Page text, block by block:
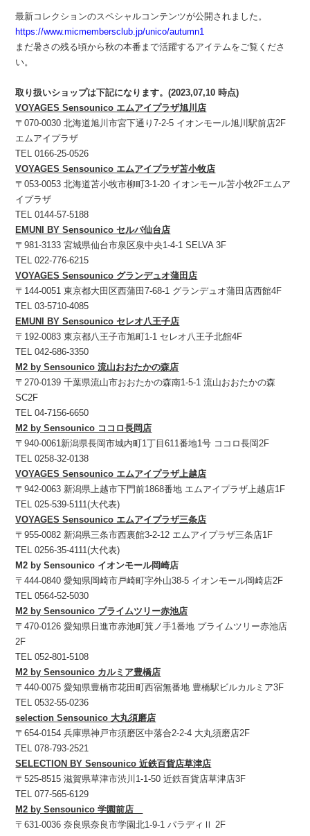
最新コレクションのスペシャルコンテンツが公開されました。
https://www.micmembersclub.jp/unico/autumn1
まだ暑さの残る頃から秋の本番まで活躍するアイテムをご覧くださ
い。
取り扱いショップは下記になります。(2023,07,10 時点)
VOYAGES Sensounico エムアイプラザ旭川店
〒070-0030 北海道旭川市宮下通り7-2-5 イオンモール旭川駅前店2F
エムアイプラザ
TEL 0166-25-0526
VOYAGES Sensounico エムアイプラザ苫小牧店
〒053-0053 北海道苫小牧市柳町3-1-20 イオンモール苫小牧2Fエムア
イプラザ
TEL 0144-57-5188
EMUNI BY Sensounico セルバ仙台店
〒981-3133 宮城県仙台市泉区泉中央1-4-1 SELVA 3F
TEL 022-776-6215
VOYAGES Sensounico グランデュオ蒲田店
〒144-0051 東京都大田区西蒲田7-68-1 グランデュオ蒲田店西館4F
TEL 03-5710-4085
EMUNI BY Sensounico セレオ八王子店
〒192-0083 東京都八王子市旭町1-1 セレオ八王子北館4F
TEL 042-686-3350
M2 by Sensounico 流山おおたかの森店
〒270-0139 千葉県流山市おおたかの森南1-5-1 流山おおたかの森
SC2F
TEL 04-7156-6650
M2 by Sensounico ココロ長岡店
〒940-0061新潟県長岡市城内町1丁目611番地1号 ココロ長岡2F
TEL 0258-32-0138
VOYAGES Sensounico エムアイプラザ上越店
〒942-0063 新潟県上越市下門前1868番地 エムアイプラザ上越店1F
TEL 025-539-5111(大代表)
VOYAGES Sensounico エムアイプラザ三条店
〒955-0082 新潟県三条市西裏館3-2-12 エムアイプラザ三条店1F
TEL 0256-35-4111(大代表)
M2 by Sensounico イオンモール岡崎店
〒444-0840 愛知県岡崎市戸崎町字外山38-5 イオンモール岡崎店2F
TEL 0564-52-5030
M2 by Sensounico プライムツリー赤池店
〒470-0126 愛知県日進市赤池町箕ノ手1番地 プライムツリー赤池店
2F
TEL 052-801-5108
M2 by Sensounico カルミア豊橋店
〒440-0075 愛知県豊橋市花田町西宿無番地 豊橋駅ビルカルミア3F
TEL 0532-55-0236
selection Sensounico 大丸須磨店
〒654-0154 兵庫県神戸市須磨区中落合2-2-4 大丸須磨店2F
TEL 078-793-2521
SELECTION BY Sensounico 近鉄百貨店草津店
〒525-8515 滋賀県草津市渋川1-1-50 近鉄百貨店草津店3F
TEL 077-565-6129
M2 by Sensounico 学園前店
〒631-0036 奈良県奈良市学園北1-9-1 パラディⅡ 2F